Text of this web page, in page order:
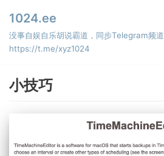
Skip
to
content
1024.ee
没事自娱自乐胡说霸道，同步Telegram频道
https://t.me/xyz1024
小技巧